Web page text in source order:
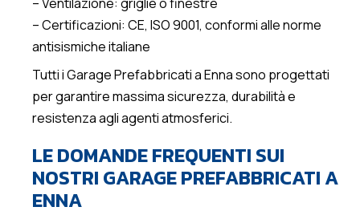
– Certificazioni: CE, ISO 9001, conformi alle norme
antisismiche italiane
Tutti i Garage Prefabbricati a Enna sono progettati
per garantire massima sicurezza, durabilità e
resistenza agli agenti atmosferici.
LE DOMANDE FREQUENTI SUI
NOSTRI GARAGE PREFABBRICATI A
ENNA